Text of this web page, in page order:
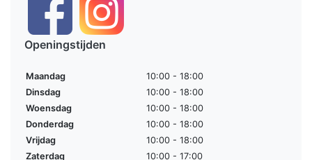
Openingstijden
Maandag
10:00 - 18:00
Dinsdag
10:00 - 18:00
Woensdag
10:00 - 18:00
Donderdag
10:00 - 18:00
Vrijdag
10:00 - 18:00
Zaterdag
10:00 - 17:00